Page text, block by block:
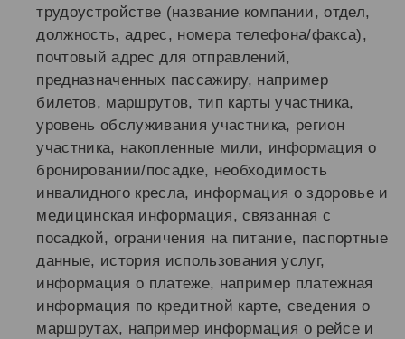
трудоустройстве (название компании, отдел,
должность, адрес, номера телефона/факса),
почтовый адрес для отправлений,
предназначенных пассажиру, например
билетов, маршрутов, тип карты участника,
уровень обслуживания участника, регион
участника, накопленные мили, информация о
бронировании/посадке, необходимость
инвалидного кресла, информация о здоровье и
медицинская информация, связанная с
посадкой, ограничения на питание, паспортные
данные, история использования услуг,
информация о платеже, например платежная
информация по кредитной карте, сведения о
маршрутах, например информация о рейсе и